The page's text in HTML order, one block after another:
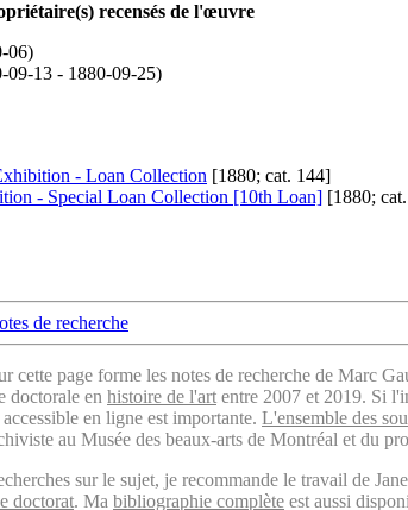
recensés de l'œuvre
06)
09-13 - 1880-09-25)
- Loan Collection [1880; cat. 144]
- Special Loan Collection [10th Loan] [1880;
de recherche
page forme les notes de recherche de Marc
doctorale en histoire de l'art entre 2007 et 2019. Si
en ligne est importante. L'ensemble des
au Musée des beaux-arts de Montréal et du
sur le sujet, je recommande le travail de
doctorat. Ma bibliographie complète est aussi